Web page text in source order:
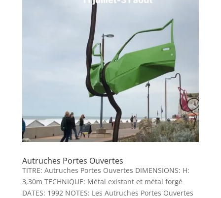
Autruches Portes Ouvertes
TITRE: Autruches Portes Ouvertes DIMENSIONS: H:
3,30m TECHNIQUE: Métal existant et métal forgé
DATES: 1992 NOTES: Les Autruches Portes Ouvertes